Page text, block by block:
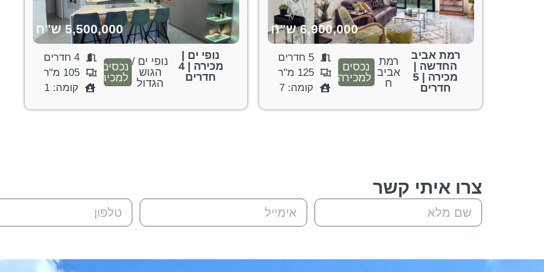
6,900,000 ש"ח
רמת אביב
החדשה |
מכירה | 5
חדרים
רמת
אביב
ח
נכסים
למכירה
5 חדרים
125 מ"ר
קומה: 7
5,500,000 ש"ח
נופי ים |
מכירה | 4
חדרים
נופי ים /
הגוש
הגדול
נכסים
למכירה
4 חדרים
105 מ"ר
קומה: 1
צרו איתי קשר